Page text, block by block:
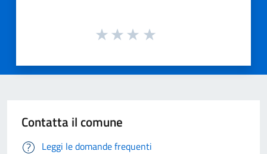
Contatta il comune
Leggi le domande frequenti